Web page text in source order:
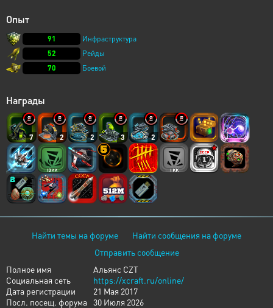
Опыт
91
Инфраструктура
52
Рейды
70
Боевой
Награды
7 2 2 3 2
Найти темы на форуме
Найти сообщения на форуме
Отправить сообщение
Полное имя
Альянс CZT
Социальная сеть
https://xcraft.ru/online/
Дата регистрации
21 Мая 2017
Посл. посещ. форума 30 Июля 2026